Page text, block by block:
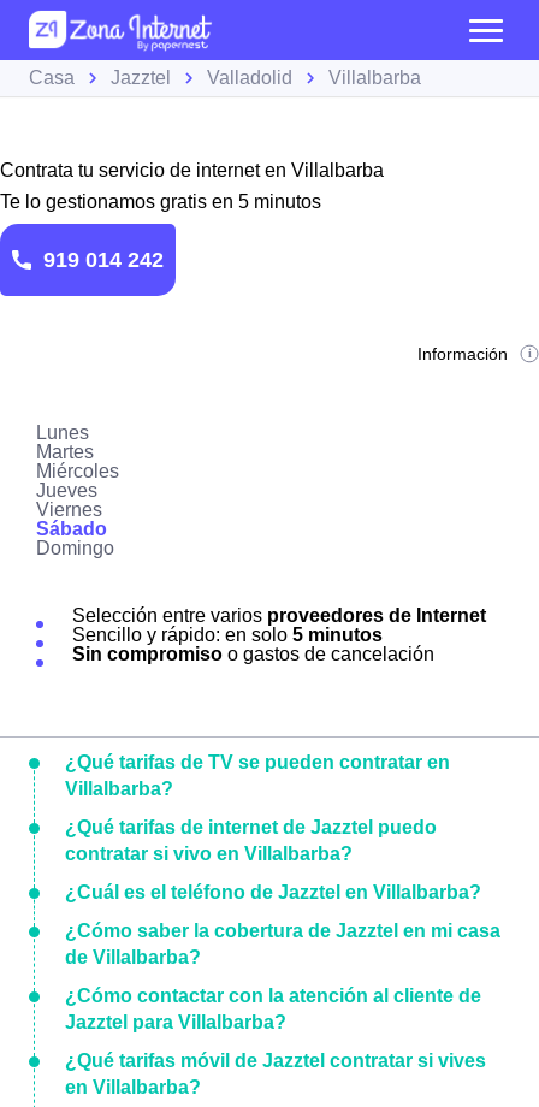
Casa Jazztel Valladolid Villalbarba
Contrata tu servicio de internet en Villalbarba
Te lo gestionamos gratis en 5 minutos
919 014 242
Información
Lunes
Martes
Miércoles
Jueves
Viernes
Sábado
Domingo
Selección entre varios proveedores de Internet
Sencillo y rápido: en solo 5 minutos
Sin compromiso o gastos de cancelación
¿Qué tarifas de TV se pueden contratar en
Villalbarba?
¿Qué tarifas de internet de Jazztel puedo
contratar si vivo en Villalbarba?
¿Cuál es el teléfono de Jazztel en Villalbarba?
¿Cómo saber la cobertura de Jazztel en mi casa
de Villalbarba?
¿Cómo contactar con la atención al cliente de
Jazztel para Villalbarba?
¿Qué tarifas móvil de Jazztel contratar si vives
en Villalbarba?